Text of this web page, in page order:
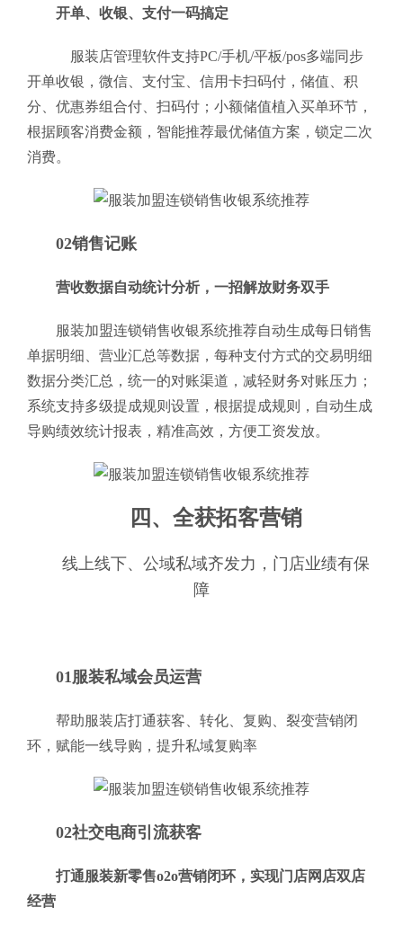
开单、收银、支付一码搞定
服装店管理软件支持PC/手机/平板/pos多端同步
开单收银，微信、支付宝、信用卡扫码付，储值、积
分、优惠券组合付、扫码付；小额储值植入买单环节，
根据顾客消费金额，智能推荐最优储值方案，锁定二次
消费。
02销售记账
营收数据自动统计分析，一招解放财务双手
服装加盟连锁销售收银系统推荐自动生成每日销售
单据明细、营业汇总等数据，每种支付方式的交易明细
数据分类汇总，统一的对账渠道，减轻财务对账压力；
系统支持多级提成规则设置，根据提成规则，自动生成
导购绩效统计报表，精准高效，方便工资发放。
四、全获拓客营销
线上线下、公域私域齐发力，门店业绩有保
障
01服装私域会员运营
帮助服装店打通获客、转化、复购、裂变营销闭
环，赋能一线导购，提升私域复购率
02社交电商引流获客
打通服装新零售o2o营销闭环，实现门店网店双店
经营